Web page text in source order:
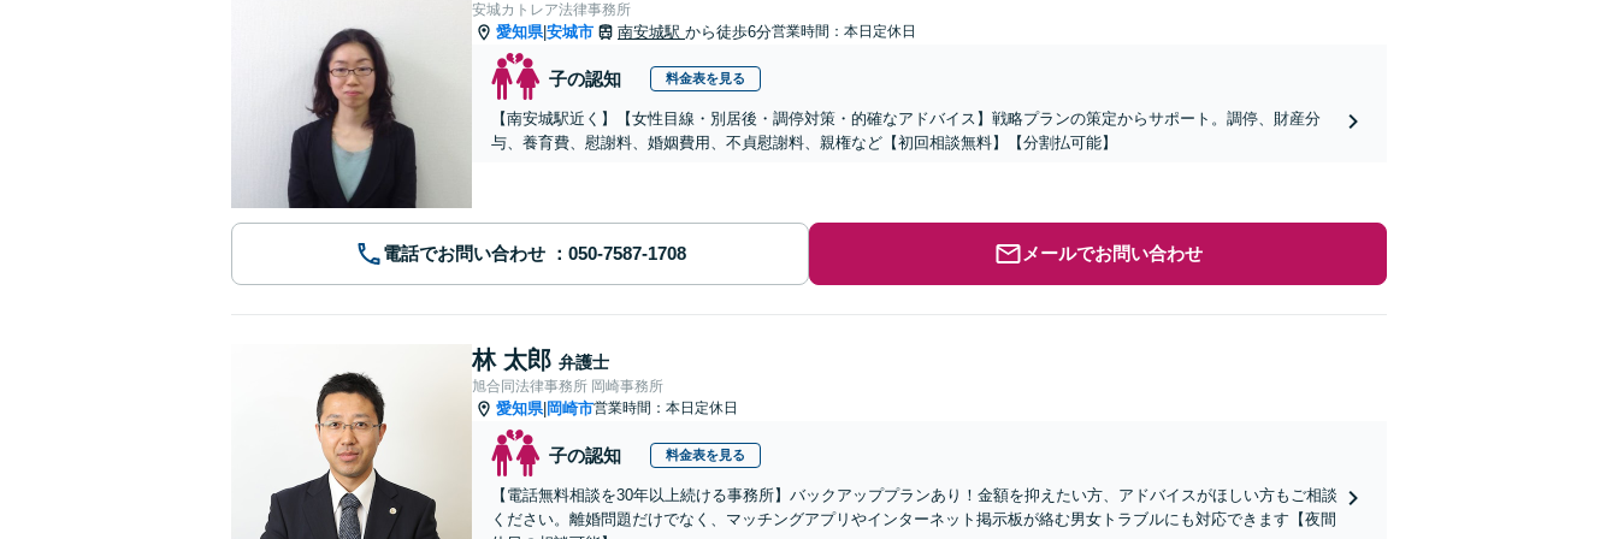
安城カトレア法律事務所
愛知県|安城市 南安城駅 から徒歩6分営業時間：本日定休日
子の認知 料金表を見る
【南安城駅近く】【女性目線・別居後・調停対策・的確なアドバイス】戦略プランの策定からサポート。調停、財産分
与、養育費、慰謝料、婚姻費用、不貞慰謝料、親権など【初回相談無料】【分割払可能】
電話でお問い合わせ メールでお問い合わせ
林 太郎 弁護士
旭合同法律事務所 岡崎事務所
愛知県| 岡崎市営業時間：本日定休日
子の認知 料金表を見る
【電話無料相談を30年以上続ける事務所】バックアッププランあり！金額を抑えたい方、アドバイスがほしい方もご相談
ください。離婚問題だけでなく、マッチングアプリやインターネット掲示板が絡む男女トラブルにも対応できます【夜間